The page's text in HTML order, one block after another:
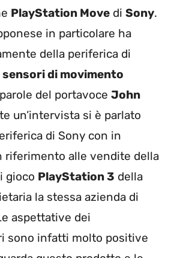
PlayStation Move di Sony.
in particolare ha
della periferica di
sensori di movimento
del portavoce John
un’intervista si è parlato
di Sony con in
riferimento alle vendite della
gioco PlayStation 3 della
la stessa azienda di
aspettative dei
sono infatti molto positive